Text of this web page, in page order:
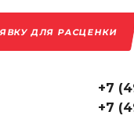
ДЛЯ РАСЦЕНКИ
+7
+7